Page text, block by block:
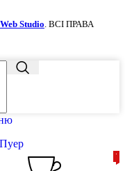
Studio. ВСІ ПРАВА
Пуер